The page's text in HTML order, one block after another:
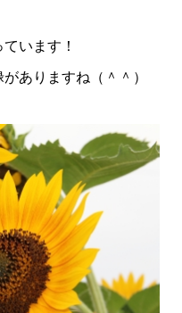
います！
ありますね（＾＾）